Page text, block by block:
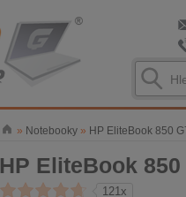
» Notebooky» HP EliteBook 850
HP EliteBook 850
121x